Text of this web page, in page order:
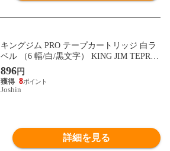
キングジム PRO テープカートリッジ 白ラ
ベル （6 幅/白/黒文字） KING JIM TEPRA
（テプラ）PROシリーズ SS6K 【返品種別
A】
896円
8
Joshin
詳細を見る